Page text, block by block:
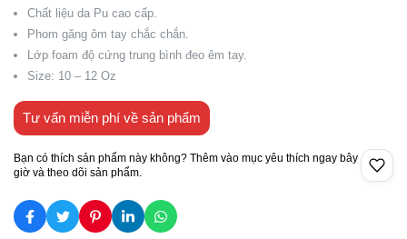
Chất liệu da Pu cao cấp.
Phom găng ôm tay chắc chắn.
Lớp foam độ cứng trung bình đeo êm tay.
Size: 10 – 12 Oz
Tư vấn miễn phí về sản phẩm
Bạn có thích sản phẩm này không? Thêm vào mục yêu thích ngay bây
giờ và theo dõi sản phẩm.